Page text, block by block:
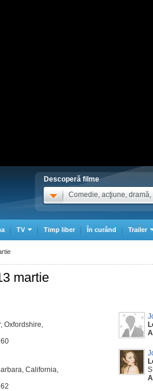
Descoperă filme
Comedie, acţiune, dramă,
TV Timp liber În curând Trailer
martie
Oxfordshire,
California,